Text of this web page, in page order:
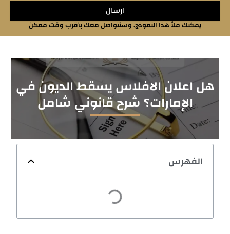
ارسال
يمكنك ملأ هذا النموذج. وسنتواصل معك بأقرب وقت ممكن
هل اعلان الافلاس يسقط الديون في
الإمارات؟ شرح قانوني شامل
الفهرس